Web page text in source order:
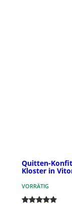
Quitten-
Kloster in
VORRÄTIG